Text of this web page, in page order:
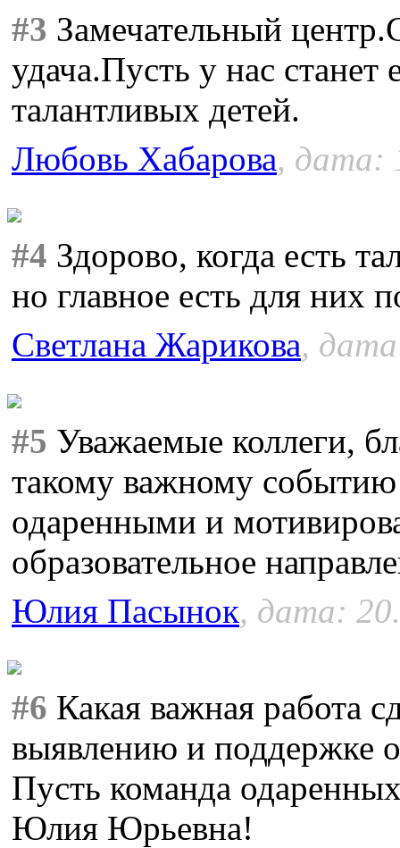
#3 Замечательный
удача.Пусть у нас
талантливых детей.
Любовь Хабарова, дата:
#4 Здорово, когда есть
но главное есть для них
Светлана Жарикова,
#5 Уважаемые коллеги,
такому важному
одаренными и
образовательное
Юлия Пасынок, дата:
#6 Какая важная работа
выявлению и поддержке
Пусть команда
Юлия Юрьевна!